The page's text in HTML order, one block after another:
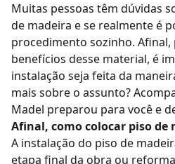
Muitas pessoas têm dúvidas
de madeira e se realmente é
procedimento sozinho.
benefícios desse material, é
instalação seja feita da
mais sobre o assunto?
Madel preparou para você e
Afinal, como colocar piso de
A instalação do piso de
etapa final da obra ou